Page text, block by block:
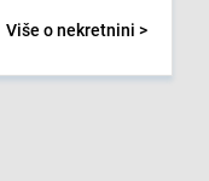
Više o nekretnini >